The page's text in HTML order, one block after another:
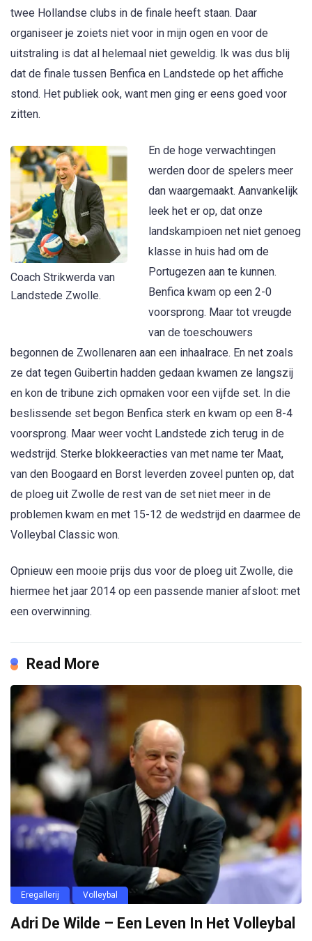
twee Hollandse clubs in de finale heeft staan. Daar
organiseer je zoiets niet voor in mijn ogen en voor de
uitstraling is dat al helemaal niet geweldig. Ik was dus blij
dat de finale tussen Benfica en Landstede op het affiche
stond. Het publiek ook, want men ging er eens goed voor
zitten.
Coach Strikwerda van
Landstede Zwolle.
En de hoge verwachtingen
werden door de spelers meer
dan waargemaakt. Aanvankelijk
leek het er op, dat onze
landskampioen net niet genoeg
klasse in huis had om de
Portugezen aan te kunnen.
Benfica kwam op een 2-0
voorsprong. Maar tot vreugde
van de toeschouwers
begonnen de Zwollenaren aan een inhaalrace. En net zoals
ze dat tegen Guibertin hadden gedaan kwamen ze langszij
en kon de tribune zich opmaken voor een vijfde set. In die
beslissende set begon Benfica sterk en kwam op een 8-4
voorsprong. Maar weer vocht Landstede zich terug in de
wedstrijd. Sterke blokkeeracties van met name ter Maat,
van den Boogaard en Borst leverden zoveel punten op, dat
de ploeg uit Zwolle de rest van de set niet meer in de
problemen kwam en met 15-12 de wedstrijd en daarmee de
Volleybal Classic won.
Opnieuw een mooie prijs dus voor de ploeg uit Zwolle, die
hiermee het jaar 2014 op een passende manier afsloot: met
een overwinning.
Read More
Eregallerij Volleybal
Adri De Wilde – Een Leven In Het Volleybal